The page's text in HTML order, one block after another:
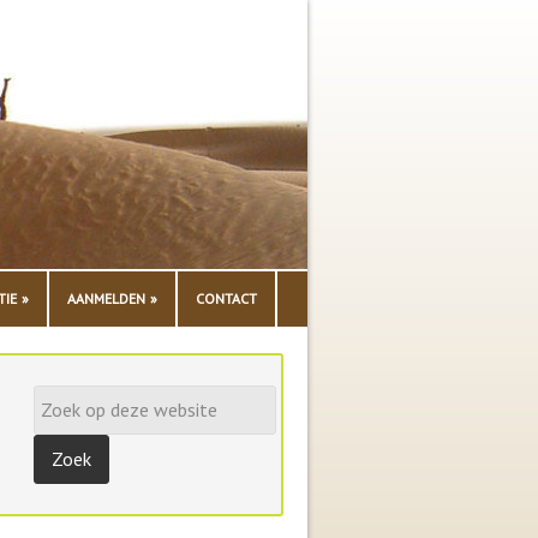
AANMELDEN CONTACT